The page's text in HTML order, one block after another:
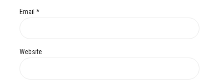
Email *
Website